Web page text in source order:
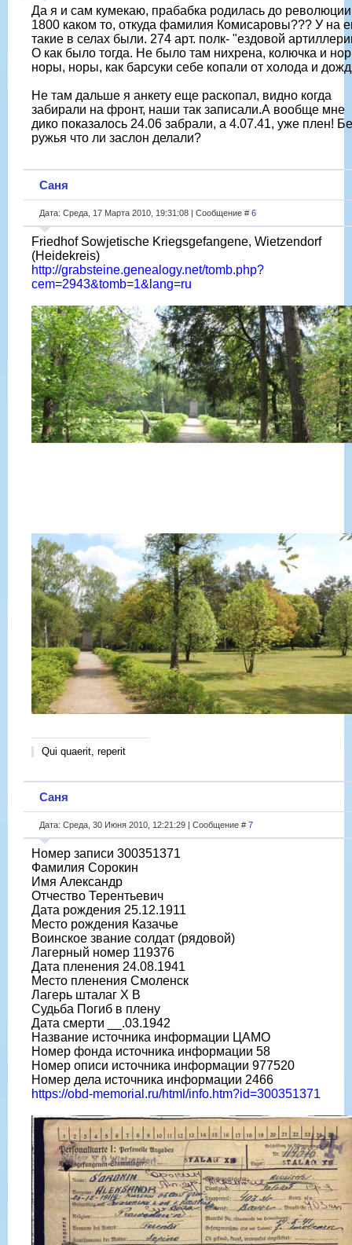
Да я и сам кумекаю, прабабка родилась до
1800 каком то, откуда фамилия Комисаровы??? У на
такие в селах были. 274 арт. полк- "ездовой
О как было тогда. Не было там нихрена, колючка и
норы, норы, как барсуки себе копали от холода и
Не там дальше я анкету еще раскопал, видно когда
забирали на фронт, наши так записали.А вообще мне
дико показалось 24.06 забрали, а 4.07.41, уже плен!
ружья что ли заслон делали?
Саня
Дата: Среда, 17 Марта 2010, 19:31:08 | Сообщение # 6
Friedhof Sowjetische Kriegsgefangene, Wietzendorf
(Heidekreis)
http://grabsteine.genealogy.net/tomb.php?
cem=2943&tomb=1&lang=ru
Qui quaerit, reperit
Саня
Дата: Среда, 30 Июня 2010, 12:21:29 | Сообщение # 7
Номер записи 300351371
Фамилия Сорокин
Имя Александр
Отчество Терентьевич
Дата рождения 25.12.1911
Место рождения Казачье
Воинское звание солдат (рядовой)
Лагерный номер 119376
Дата пленения 24.08.1941
Место пленения Смоленск
Лагерь шталаг X B
Судьба Погиб в плену
Дата смерти __.03.1942
Название источника информации ЦАМО
Номер фонда источника информации 58
Номер описи источника информации 977520
Номер дела источника информации 2466
https://obd-memorial.ru/html/info.htm?id=300351371